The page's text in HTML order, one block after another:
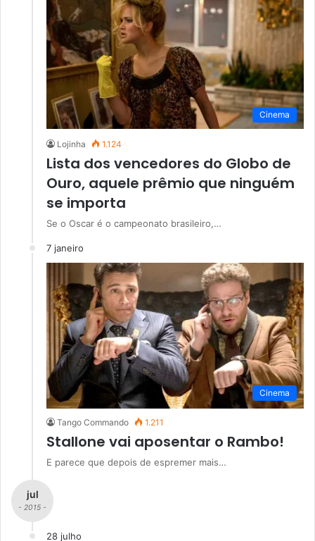
Cinema
Lojinha 1.124
Lista dos vencedores do Globo de
Ouro, aquele prêmio que ninguém
se importa
Se o Oscar é o campeonato brasileiro,…
7 janeiro
Cinema
Tango Commando 1.211
Stallone vai aposentar o Rambo!
E parece que depois de espremer mais…
jul
- 2015 -
28 julho